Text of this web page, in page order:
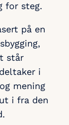
for steg.
på en
står
i
mening
i fra den